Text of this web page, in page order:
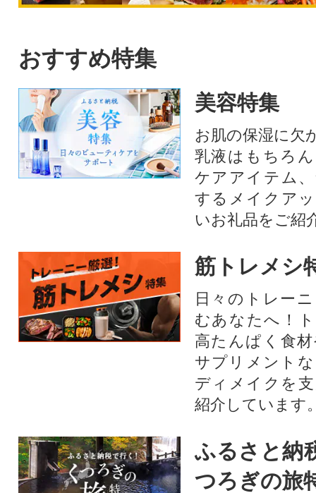
おすすめ特集
美容特集
お肌の保湿に欠
乳液はもちろ
ケアアイテム
するメイクア
いお礼品をご紹
筋トレメシ
日々のトレー
むあなたへ！
高たんぱく食
サプリメント
ディメイクを
紹介しています
ふるさと納
つろぎの旅